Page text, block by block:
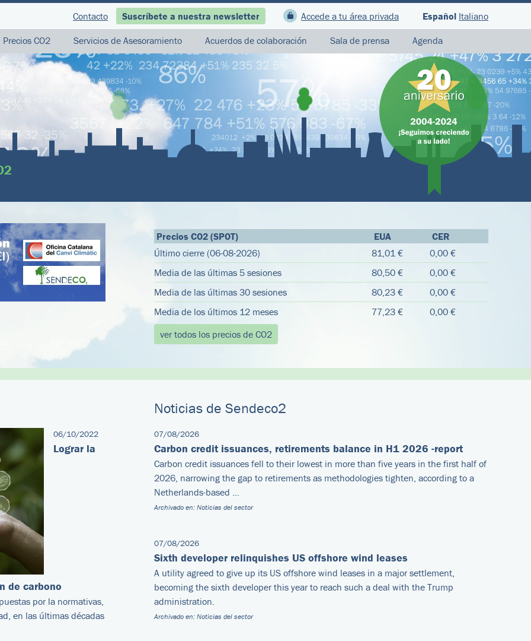
Español Italiano
Accede a tu área privada
Contacto Suscríbete a nuestra newsletter
Precios CO2 Servicios de Asesoramiento Acuerdos de colaboración Sala de prensa Agenda
Precios CO2 (SPOT) EUA
CER
Último cierre (06-08-2026)
81,01 €
0,00 €
Media de las últimas 5 sesiones
80,50 €
0,00 €
Media de las últimas 30 sesiones
80,23 €
0,00 €
Media de los últimos 12 meses
77,23 €
0,00 €
ver todos los precios de CO2
06/10/2022
Lograr la
de carbono
por la normativas,
en las últimas décadas
Noticias de Sendeco2
07/08/2026
Carbon credit issuances, retirements balance in H1 2026 -report
Carbon credit issuances fell to their lowest in more than five years in the first half of
2026, narrowing the gap to retirements as methodologies tighten, according to a
Netherlands-based …
Archivado en: Noticias del sector
07/08/2026
Sixth developer relinquishes US offshore wind leases
A utility agreed to give up its US offshore wind leases in a major settlement,
becoming the sixth developer this year to reach such a deal with the Trump
administration.
Archivado en: Noticias del sector